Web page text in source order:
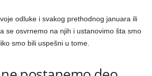
odluke i svakog prethodnog januara ili
se osvrnemo na njih i ustanovimo šta smo
smo bili uspešni u tome.